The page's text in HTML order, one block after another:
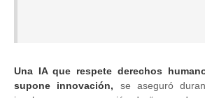
Una IA que respete derechos
supone innovación, se aseguró